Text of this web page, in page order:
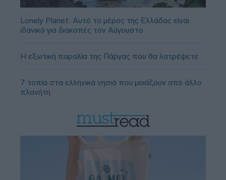
Lonely Planet: Αυτό το μέρος της Ελλάδας είναι
ιδανικό για διακοπές τον Αύγουστο
Η εξωτική παραλία της Πάργας που θα λατρέψετε
7 τοπία στα ελληνικά νησιά που μοιάζουν από άλλο
πλανήτη